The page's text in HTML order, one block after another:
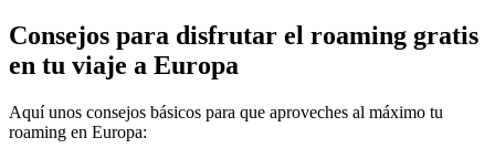
Consejos para disfrutar el roaming gratis
en tu viaje a Europa
Aquí unos consejos básicos para que aproveches al máximo tu
roaming en Europa: